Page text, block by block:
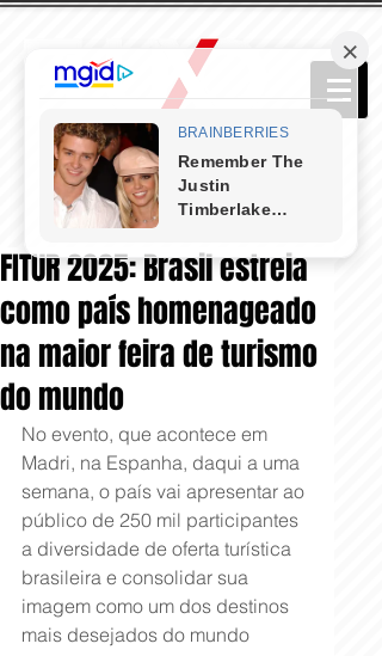
FITUR 2025: Brasil estreia
como país homenageado
na maior feira de turismo
do mundo
No evento, que acontece em
Madri, na Espanha, daqui a uma
semana, o país vai apresentar ao
público de 250 mil participantes
a diversidade de oferta turística
brasileira e consolidar sua
imagem como um dos destinos
mais desejados do mundo